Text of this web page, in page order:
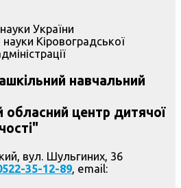
України
Кіровоградської
навчальний
обласний центр дитячої
вул. Шульгиних, 36
35-12-89, email: